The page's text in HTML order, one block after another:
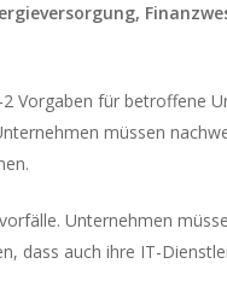
2 Vorgaben für betroffene
müssen
Unternehmen
dass auch ihre IT-